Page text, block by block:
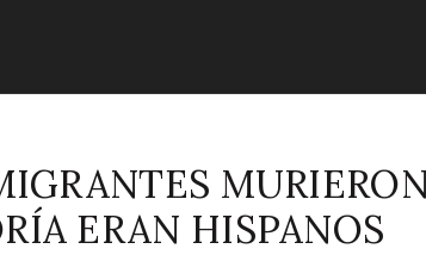
ERAN HISPANOS